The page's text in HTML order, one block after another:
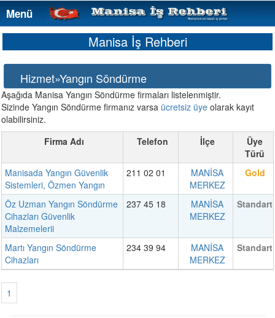
Menü
Menü
Manisa İş Rehberi
Hizmet»Yangın Söndürme
Aşağıda Manisa Yangın Söndürme firmaları listelenmiştir.
Sizinde Yangın Söndürme firmanız varsa ücretsiz üye olarak kayıt
olabilirsiniz.
Firma Adı
Telefon İlçe
Üye
Türü
Manisada Yangın Güvenlik
Sistemleri, Özmen Yangın
211 02 01
MANİSA
MERKEZ
Gold
Öz Uzman Yangın Söndürme
Cihazları Güvenlik
Malzemelerii
237 45 18
MANİSA
MERKEZ
Standart
Martı Yangın Söndürme
Cihazları
234 39 94
MANİSA
MERKEZ
Standart
1